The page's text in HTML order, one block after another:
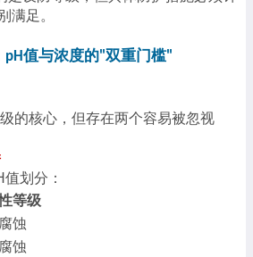
满足。
pH值与浓度的"双重门槛"
的核心，但存在两个容易被忽视
划分：
等级
蚀
蚀